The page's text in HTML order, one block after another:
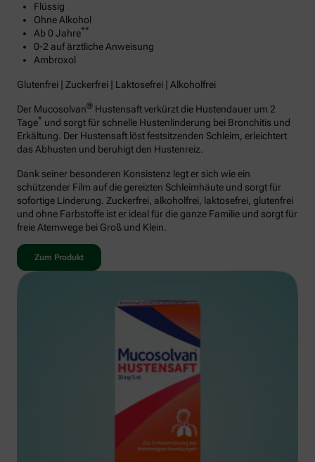
Flüssig
Ohne Alkohol
Ab 0 Jahre**
0-2 auf ärztliche Anweisung
Ambroxol
Glutenfrei | Zuckerfrei | Laktosefrei | Alkoholfrei
Der Mucosolvan® Hustensaft verkürzt die Hustendauer um 2
Tage* und sorgt für schnelle Hustenlinderung bei Bronchitis und
Erkältung. Der Hustensaft löst festsitzenden Schleim, erleichtert
das Abhusten und beruhigt den Hustenreiz.
Dank seiner besonderen Konsistenz legt er sich wie ein
schützender Film auf die gereizten Schleimhäute und sorgt für
sofortige Linderung. Zuckerfrei, alkoholfrei, laktosefrei, glutenfrei
und ohne Farbstoffe ist er ideal für die ganze Familie und sorgt für
freie Atemwege bei Groß und Klein.
Zum Produkt